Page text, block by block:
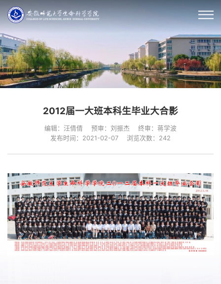
2012届一大班本科生毕业大合影
编辑：汪倩倩 预审：刘振杰
终审：蒋学波
发布时间：2021-02-07
浏览次数： 242